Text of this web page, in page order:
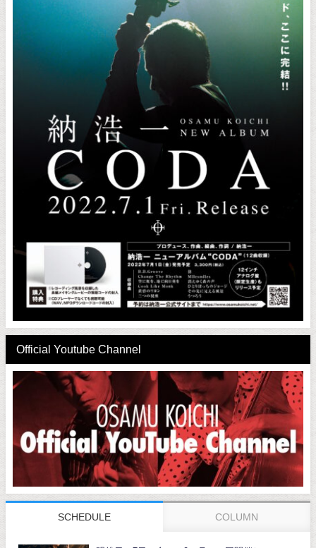
Official Youtube Channel
SCHEDULE COLUMN